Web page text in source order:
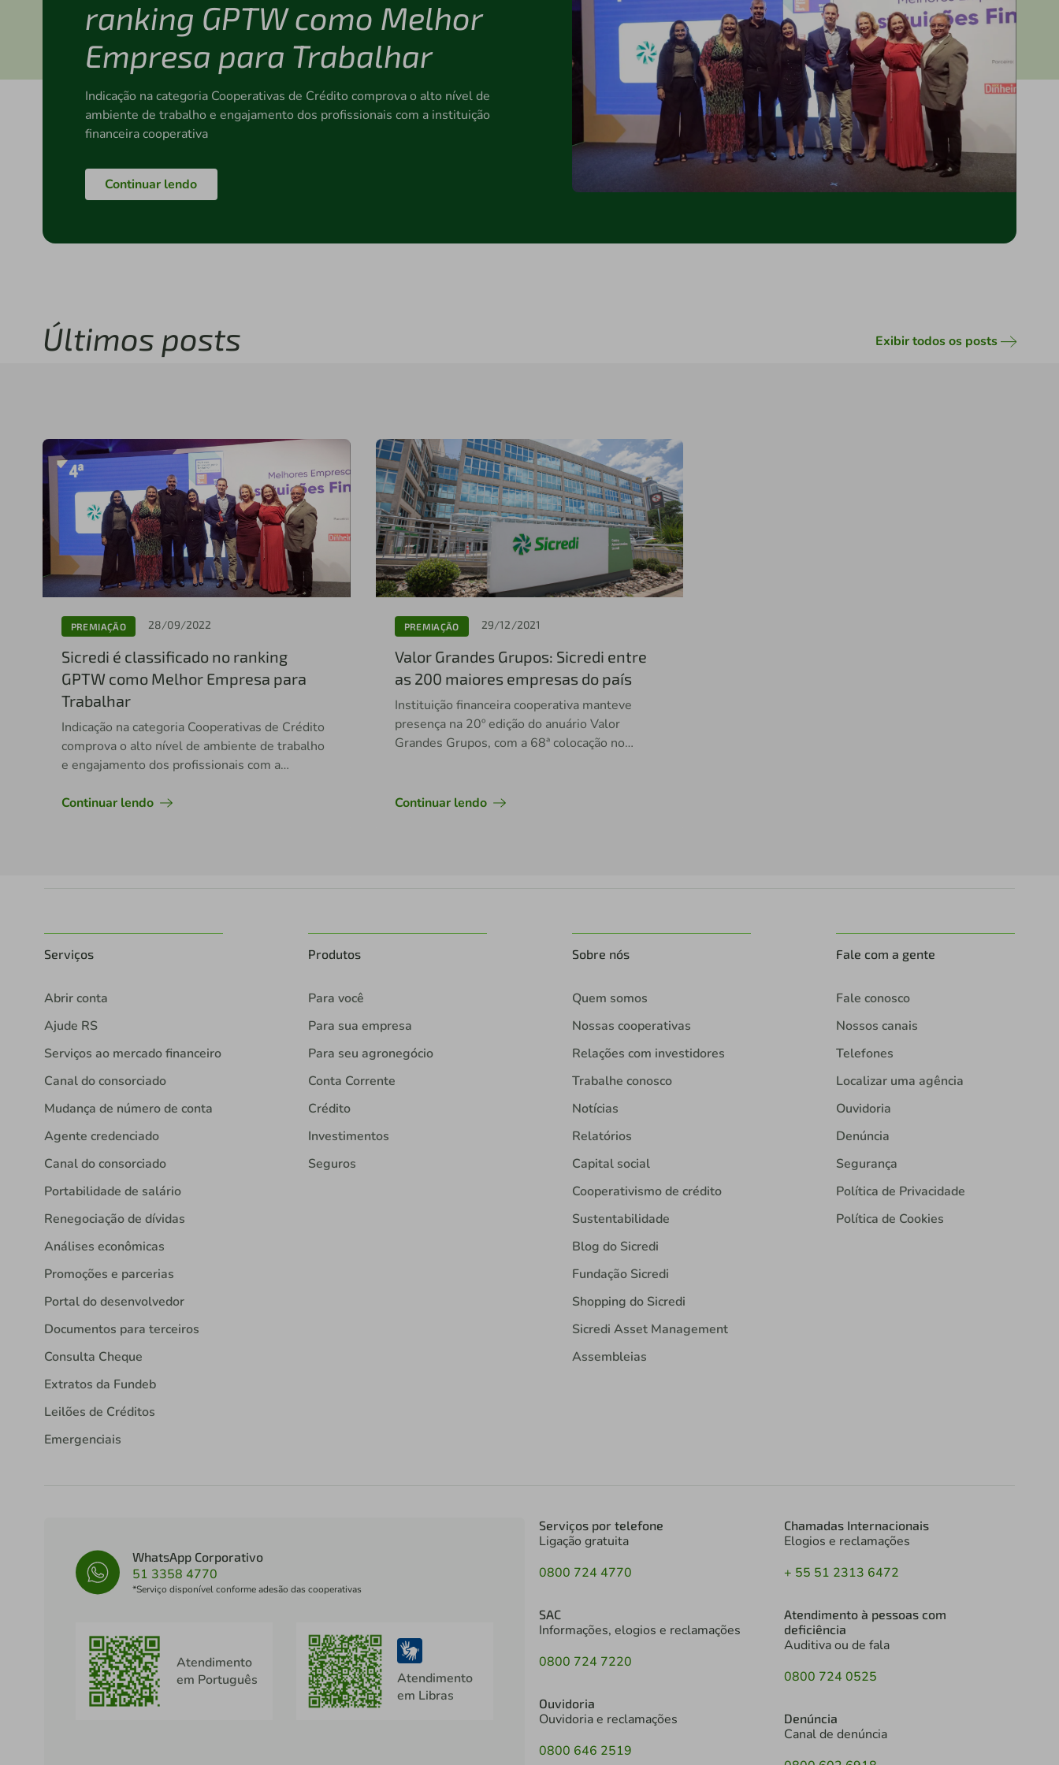
ranking GPTW como Melhor
Empresa para Trabalhar
Indicação na categoria Cooperativas de Crédito comprova o alto nível de
ambiente de trabalho e engajamento dos profissionais com a instituição
financeira cooperativa
Continuar lendo
Últimos posts Exibir todos os posts
PREMIAÇÃO 28/09/2022
Sicredi é classificado no ranking
GPTW como Melhor Empresa para
Trabalhar
Indicação na categoria Cooperativas de Crédito
comprova o alto nível de ambiente de trabalho
e engajamento dos profissionais com a
Continuar lendo
PREMIAÇÃO 29/12/2021
Valor Grandes Grupos: Sicredi entre
as 200 maiores empresas do país
Instituição financeira cooperativa manteve
presença na 20º edição do anuário Valor
Grandes Grupos, com a 68ª colocação no
Continuar lendo
Serviços
Abrir conta
Ajude RS
Serviços ao mercado financeiro
Canal do consorciado
Mudança de número de conta
Agente credenciado
Canal do consorciado
Portabilidade de salário
Renegociação de dívidas
Análises econômicas
Promoções e parcerias
Portal do desenvolvedor
Documentos para terceiros
Consulta Cheque
Extratos da Fundeb
Leilões de Créditos
Emergenciais
Produtos
Para você
Para sua empresa
Para seu agronegócio
Conta Corrente
Crédito
Investimentos
Seguros
Sobre nós
Quem somos
Nossas cooperativas
Relações com investidores
Trabalhe conosco
Notícias
Relatórios
Capital social
Cooperativismo de crédito
Sustentabilidade
Blog do Sicredi
Fundação Sicredi
Shopping do Sicredi
Sicredi Asset Management
Assembleias
Fale com a gente
Fale conosco
Nossos canais
Telefones
Localizar uma agência
Ouvidoria
Denúncia
Segurança
Política de Privacidade
Política de Cookies
WhatsApp Corporativo
51 3358 4770
*Serviço disponível conforme adesão das cooperativas
Atendimento
em Português
Atendimento
em Libras
Serviços por telefone
Ligação gratuita
0800 724 4770
SAC
Informações, elogios e reclamações
0800 724 7220
Ouvidoria
Ouvidoria e reclamações
0800 646 2519
Chamadas Internacionais
Elogios e reclamações
+ 55 51 2313 6472
Atendimento à pessoas com
deficiência
Auditiva ou de fala
0800 724 0525
Denúncia
Canal de denúncia